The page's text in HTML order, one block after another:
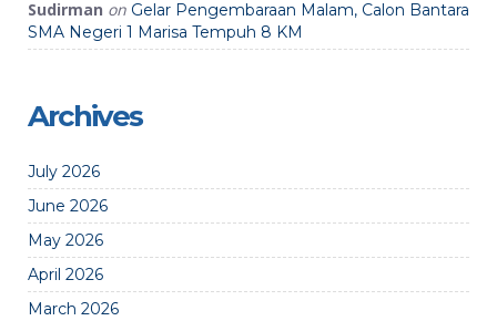
Sudirman on Gelar Pengembaraan Malam, Calon Bantara
SMA Negeri 1 Marisa Tempuh 8 KM
Archives
July 2026
June 2026
May 2026
April 2026
March 2026